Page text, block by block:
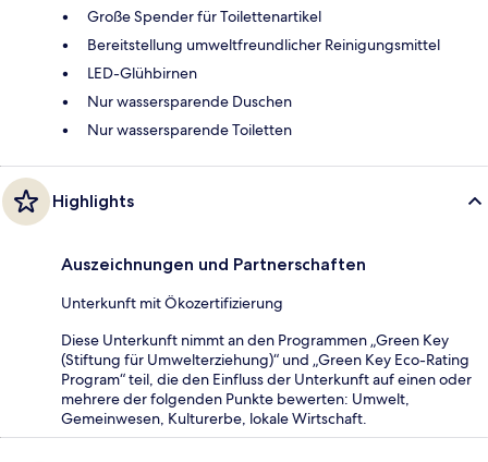
Große Spender für Toilettenartikel
Bereitstellung umweltfreundlicher Reinigungsmittel
LED-Glühbirnen
Nur wassersparende Duschen
Nur wassersparende Toiletten
Highlights
Auszeichnungen und Partnerschaften
Unterkunft mit Ökozertifizierung
Diese Unterkunft nimmt an den Programmen „Green Key
(Stiftung für Umwelterziehung)“ und „Green Key Eco-Rating
Program“ teil, die den Einfluss der Unterkunft auf einen oder
mehrere der folgenden Punkte bewerten: Umwelt,
Gemeinwesen, Kulturerbe, lokale Wirtschaft.